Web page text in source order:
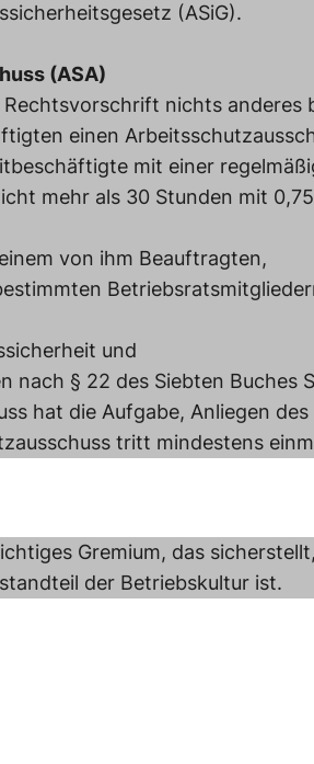
(ASiG).
(ASA)
nichts
einen
mit einer
mehr als 30 Stunden mit
von ihm Beauftragten,
und
nach § 22 des Siebten Buches
hat die Aufgabe, Anliegen
tritt mindestens
Gremium, das
der Betriebskultur ist.